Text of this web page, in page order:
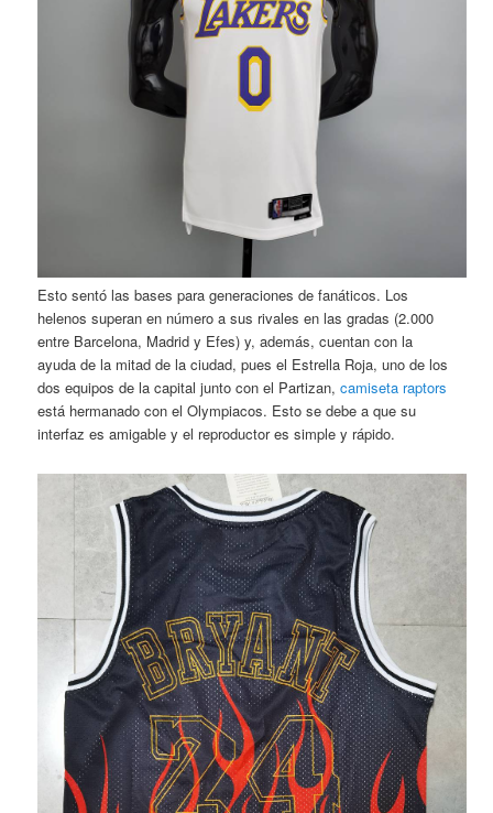
Esto sentó las bases para generaciones de fanáticos. Los
helenos superan en número a sus rivales en las gradas (2.000
entre Barcelona, Madrid y Efes) y, además, cuentan con la
ayuda de la mitad de la ciudad, pues el Estrella Roja, uno de los
dos equipos de la capital junto con el Partizan,camiseta raptors
está hermanado con el Olympiacos. Esto se debe a que su
interfaz es amigable y el reproductor es simple y rápido.